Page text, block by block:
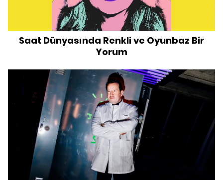
Saat Dünyasında Renkli ve Oyunbaz Bir
Yorum